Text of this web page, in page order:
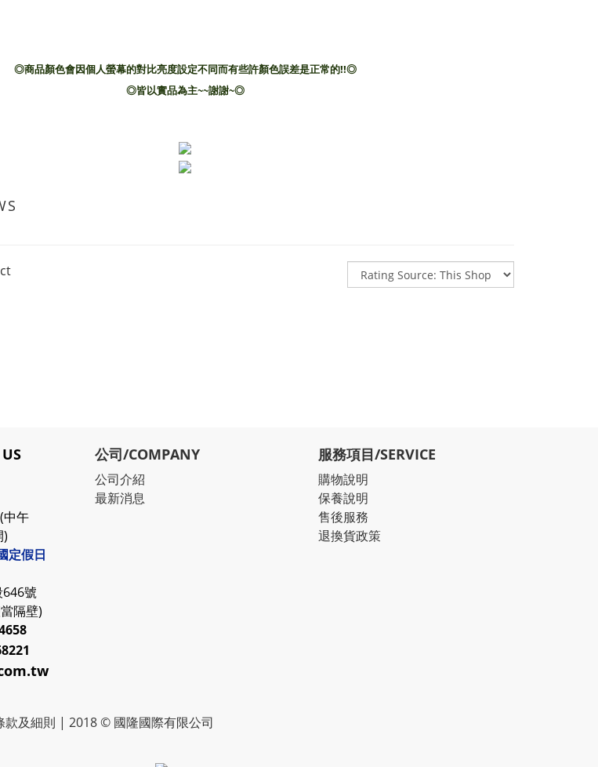
◎商品顏色會因個人螢幕的對比亮度設定不同而有些許顏色誤差是正常的!!◎
◎皆以實品為主~~謝謝~◎
中午
)
定假日
號
隔壁)
公司/COMPANY
公司介紹
最新消息
服務項目/SERVICE
購物說明
保養說明
售後服務
退換貨政策
款及細則 | 2018 © 國隆國際有限公司